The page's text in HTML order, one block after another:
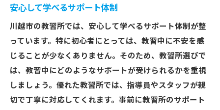
安心して学べるサポート体制
川越市の教習所では、安心して学べるサポート体制が整
っています。特に初心者にとっては、教習中に不安を感
じることが少なくありません。そのため、教習所選びで
は、教習中にどのようなサポートが受けられるかを重視
しましょう。優れた教習所では、指導員やスタッフが親
切で丁寧に対応してくれます。事前に教習所のサポート